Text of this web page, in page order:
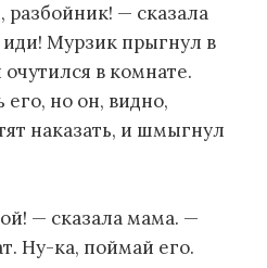
— сказала
Мурзик прыгнул в
в комнате.
его, но он, видно,
наказать, и шмыгнул
— сказала мама. —
Ну-ка, поймай его.